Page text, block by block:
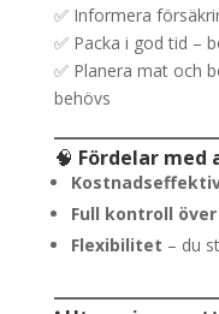
✅ Informera
✅ Packa i god tid –
✅ Planera mat och
behövs
🧠 Fördelar
Full kontroll
Flexibilitet – du